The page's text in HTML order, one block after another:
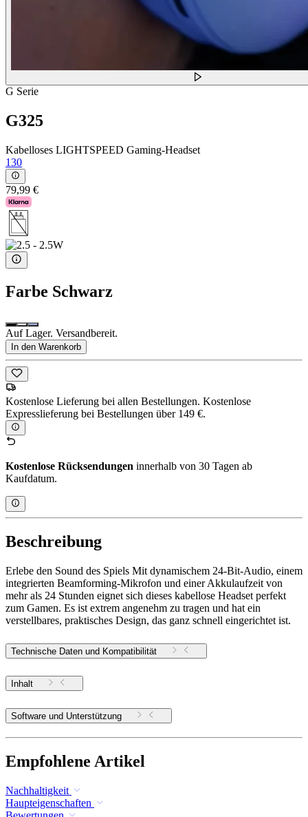
G Serie
G325
Kabelloses LIGHTSPEED Gaming-Headset
130
79,99 €
Farbe Schwarz
Auf Lager. Versandbereit.
In den Warenkorb
Kostenlose Lieferung bei allen Bestellungen. Kostenlose
Expresslieferung bei Bestellungen über 149 €.
Kostenlose Rücksendungen innerhalb von 30 Tagen ab
Kaufdatum.
Beschreibung
Erlebe den Sound des Spiels Mit dynamischem 24-Bit-Audio, einem
integrierten Beamforming-Mikrofon und einer Akkulaufzeit von
mehr als 24 Stunden eignet sich dieses kabellose Headset perfekt
zum Gamen. Es ist extrem angenehm zu tragen und hat ein
verstellbares, praktisches Design, das ganz schnell eingerichtet ist.
Technische Daten und Kompatibilität
Inhalt
Software und Unterstützung
Empfohlene Artikel
Nachhaltigkeit
Haupteigenschaften